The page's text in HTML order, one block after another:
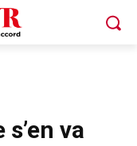
va